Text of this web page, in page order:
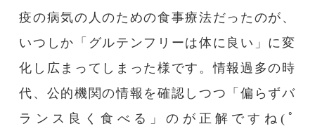
疫の病気の人のための食事療法だったのが、
いつしか「グルテンフリーは体に良い」に変
化し広まってしまった様です。情報過多の時
代、公的機関の情報を確認しつつ「偏らずバ
ランス良く食べる」のが正解ですね(ﾟ